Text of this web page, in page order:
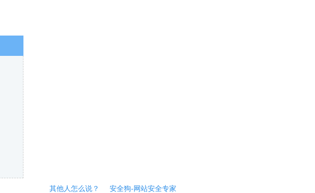
其他人怎么说？ 安全狗-网站安全专家